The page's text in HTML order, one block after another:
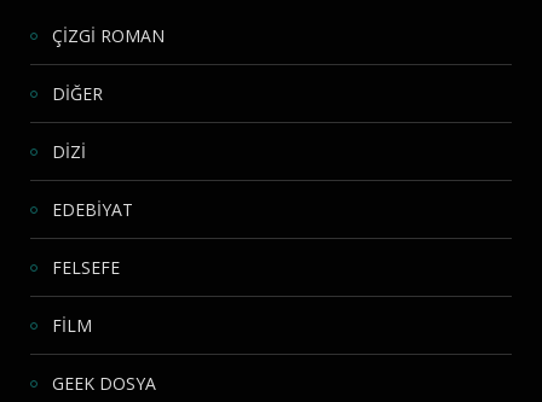
ÇİZGİ ROMAN
DİĞER
DİZİ
EDEBİYAT
FELSEFE
FİLM
GEEK DOSYA